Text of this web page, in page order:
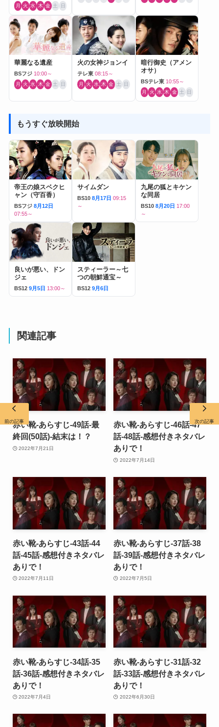
月 火 水 木 金 土 日
華麗なる遺産
BSフジ 10:00～
月 火 水 木 金 土 日
火の女神ジョンイ
テレ東 08:15～
月 火 水 木 金 土 日
暗行御史（アメン
オサ）
BSテレ東 10:55～
月 火 水 木 金 土 日
もうすぐ放映開始
帝王の娘スベクヒ
ャン（守百香）
BSフジ 8月12日
07:55～
サイムダン
BS10 8月17日 09:15
～
九尾の狐とキケン
な同居
BS10 8月20日 17:00
～
良いが悪い、ドン
ジェ
BS12 9月5日 13:00～
スティーラー～七
つの朝鮮通宝～
BS12 9月6日
関連記事
赤い靴-あらすじ-49話-最
終回(50話)-結末は！？
2022年7月21日
赤い靴-あらすじ-46話-47
話-48話-感想付きネタバレ
ありで！
2022年7月14日
赤い靴-あらすじ-43話-44
話-45話-感想付きネタバレ
ありで！
2022年7月11日
赤い靴-あらすじ-37話-38
話-39話-感想付きネタバレ
ありで！
2022年7月5日
赤い靴-あらすじ-34話-35
話-36話-感想付きネタバレ
ありで！
2022年7月4日
赤い靴-あらすじ-31話-32
話-33話-感想付きネタバレ
ありで！
2022年6月30日
前の記事 次の記事